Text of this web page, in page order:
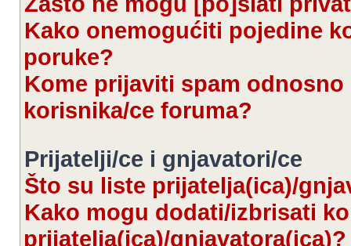
Kako onemogućiti pojedine
poruke?
Kome prijaviti spam
korisnika/ce foruma?
Prijatelji/ce i gnjavatori/ce
Što su liste prijatelja(ica)/
Kako mogu dodati/izbrisati
prijatelja(ica)/gnjavatora(ica)?